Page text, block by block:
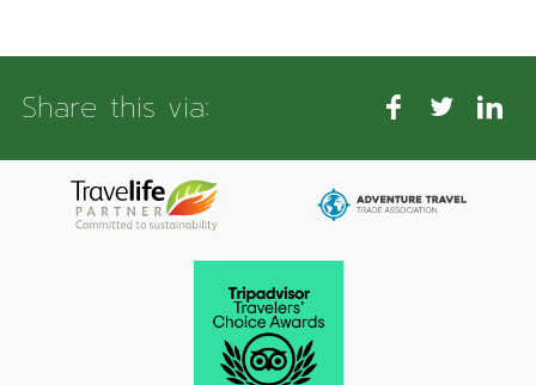
Share this via: